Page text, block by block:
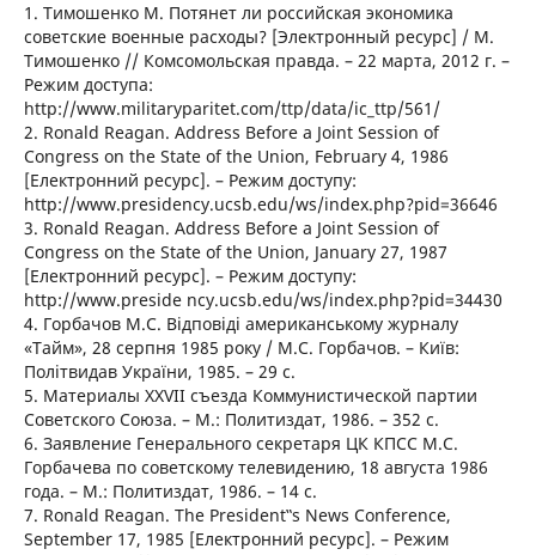
1. Тимошенко М. Потянет ли российская экономика
советские военные расходы? [Электронный ресурс] / М.
Тимошенко // Комсомольская правда. – 22 марта, 2012 г. –
Режим доступа:
http://www.militaryparitet.com/ttp/data/ic_ttp/561/
2. Ronald Reagan. Address Before a Joint Session of
Congress on the State of the Union, February 4, 1986
[Електронний ресурс]. – Режим доступу:
http://www.presidency.ucsb.edu/ws/index.php?pid=36646
3. Ronald Reagan. Address Before a Joint Session of
Congress on the State of the Union, January 27, 1987
[Електронний ресурс]. – Режим доступу:
http://www.presidе ncy.ucsb.edu/ws/index.php?pid=34430
4. Горбачов М.С. Відповіді американському журналу
«Тайм», 28 серпня 1985 року / М.С. Горбачов. – Київ:
Політвидав України, 1985. – 29 с.
5. Материалы XXVIІ съезда Коммунистической партии
Советского Союза. – М.: Политиздат, 1986. – 352 с.
6. Заявление Генерального секретаря ЦК КПСС М.С.
Горбачева по советскому телевидению, 18 августа 1986
года. – М.: Политиздат, 1986. – 14 с.
7. Ronald Reagan. The President‟s News Conference,
September 17, 1985 [Електронний ресурс]. – Режим